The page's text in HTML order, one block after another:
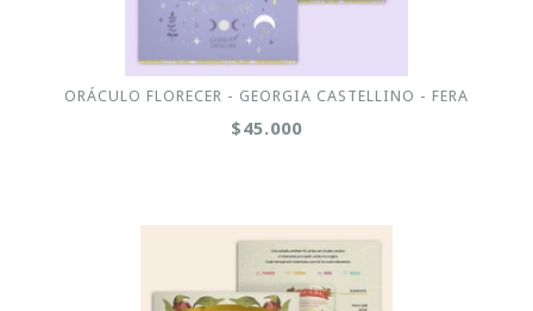
ORÁCULO FLORECER - GEORGIA CASTELLINO - FERA
$45.000